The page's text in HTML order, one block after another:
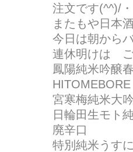
注文です(^^)/・
またもや日本
今日は朝から
連休明けは ご
鳳陽純米吟醸
HITOMEBORE
宮寒梅純米大
日輪田生モト
廃辛口
特別純米うす